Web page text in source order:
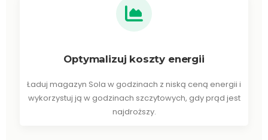
Optymalizuj koszty energii
Ładuj magazyn Sola w godzinach z niską ceną energii i
wykorzystuj ją w godzinach szczytowych, gdy prąd jest
najdroższy.